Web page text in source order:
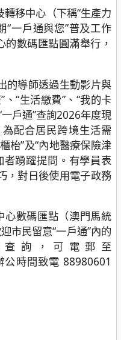
移中心（下稱“生產力
“一戶通與您”普及工作
數碼匯點圓滿舉行，
的導師透過生動影片與
“生活繳費”、“我的卡
戶通”查詢2026年度現
配合居民跨境生活需
枱”及“內地醫療保險津
者踴躍提問。有學員表
，對日後使用電子政務
心數碼匯點（澳門馬統
市民留意“一戶通”內的
詢，可電郵至
時間致電 88980601